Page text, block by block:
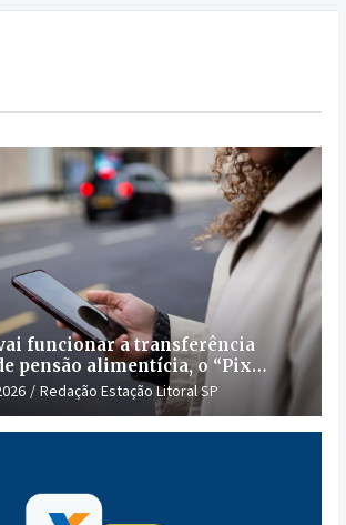
funcionar a transferência
pensão alimentícia, o “Pix
Redação Estação Litoral SP